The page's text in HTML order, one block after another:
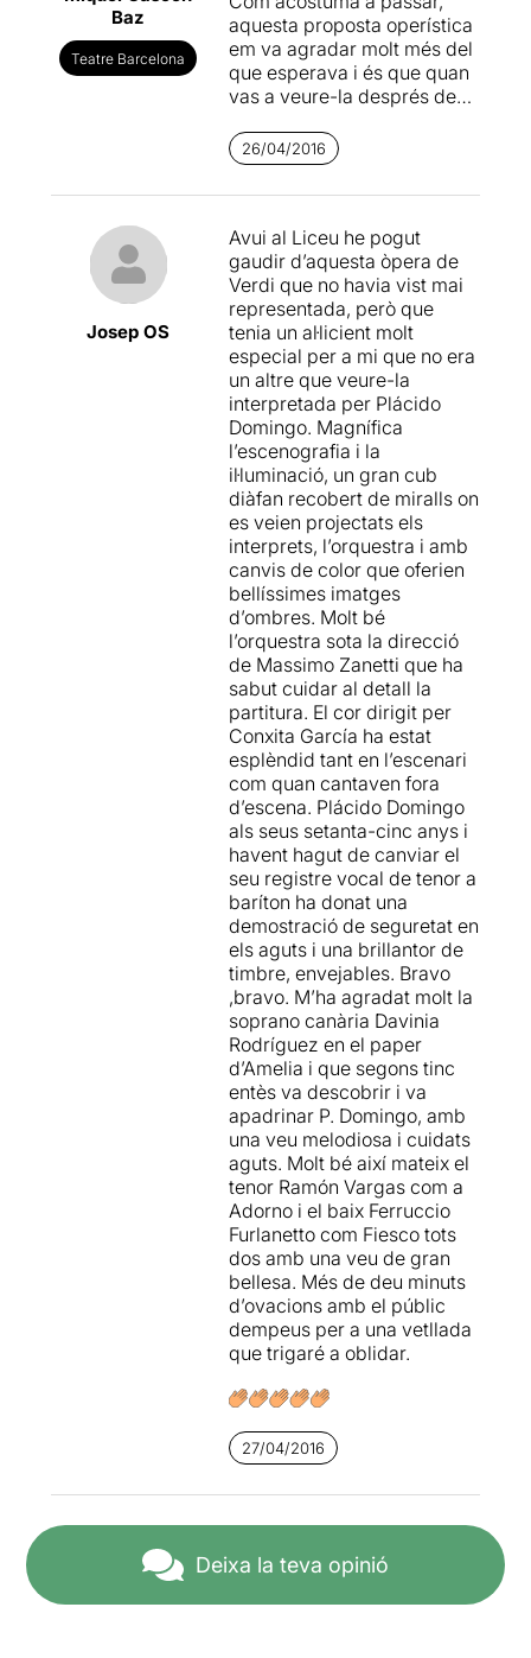
Baz
Teatre Barcelona
aquesta proposta operística
em va agradar molt més del
que esperava i és que quan
vas a veure-la després de
negatives, pot sorgir la
sorpresa; aquest és sens
dubte un clar exemple.
El que em va sorprendre
més de tot, va ser l'excel·lent
posada en escena de José
Luis Gómez, per la seva
senzillesa i al mateix temps
per la seva espectacularitat
en l'escenografia escollida...
una caixa buida amb les
parets i terra emmirallats
que amb la combinació
d'una perfecta il·luminació i
el moviment de les parets,
aconseguia efectes de reflex
dels personatges a escena
francament impactants.
Aquesta proposta ha estat
interpretada aquests dies
per 3 diferents repartiments
vocals. Nosaltres hem tingut
força sort amb el que ens ha
tocat en sort al nostre torn
d'abonament, ja que ens va
agradar molt el protagonista
principal de Simón
Bocannegra, que en aquest
cas va estar protagonitzat
pel baríton italià Giovanni
Meoni, que per mi fins
aleshores era totalment
desconegut. També va estar
perfecte la soprano Barbara
Frittoli, que pel que sembla
en funcions anteriors no va
poder estar a l'altura.
Però per mi aquella nit va
destacar per sobre de tota la
resta de cantants, el tenor
Fabio Sartori en el paper de
Gabriele Adorno, que va
aconseguir forces
aplaudiments en finalitzar
algunes de les seves àries.
La resta de repartiment
també a una bona alçada i la
direcció musical molt
correcte.
Si ús bé de gust llegir la
cliqueuAQUÍ
26/04/2016
Josep OS
Avui al Liceu he pogut
gaudir d’aquesta òpera de
Verdi que no havia vist mai
representada, però que
tenia un al·licient molt
especial per a mi que no era
un altre que veure-la
interpretada per Plácido
Domingo. Magnífica
l’escenografia i la
il·luminació, un gran cub
diàfan recobert de miralls on
es veien projectats els
interprets, l’orquestra i amb
canvis de color que oferien
bellíssimes imatges
d’ombres. Molt bé
l’orquestra sota la direcció
de Massimo Zanetti que ha
sabut cuidar al detall la
partitura. El cor dirigit per
Conxita García ha estat
esplèndid tant en l’escenari
com quan cantaven fora
d’escena. Plácido Domingo
als seus setanta-cinc anys i
havent hagut de canviar el
seu registre vocal de tenor a
baríton ha donat una
demostració de seguretat en
els aguts i una brillantor de
timbre, envejables. Bravo
,bravo. M’ha agradat molt la
soprano canària Davinia
Rodríguez en el paper
d’Amelia i que segons tinc
entès va descobrir i va
apadrinar P. Domingo, amb
una veu melodiosa i cuidats
aguts. Molt bé així mateix el
tenor Ramón Vargas com a
Adorno i el baix Ferruccio
Furlanetto com Fiesco tots
dos amb una veu de gran
bellesa. Més de deu minuts
d’ovacions amb el públic
dempeus per a una vetllada
que trigaré a oblidar.
27/04/2016
Deixa la teva opinió